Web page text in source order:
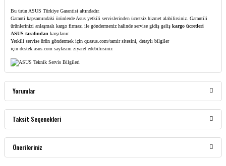
Bu ürün ASUS Türkiye Garantisi altındadır.
Garanti kapsamındaki ürünlerde Asus yetkili servislerinden ücretsiz hizmet alabilirsiniz. Garantili
ürünlerinizi anlaşmalı kargo firması ile göndermeniz halinde servise gidiş geliş kargo ücretleri
ASUS tarafından karşılanır.
Yetkili servise ürün göndermek için qr.asus.com/tamirsitesini, detaylı bilgiler
için destek.asus.com sayfasını ziyaret edebilirsiniz
Yorumlar
Bu ürüne ilk yorumu siz yapın!
Taksit Seçenekleri
Önerileriniz